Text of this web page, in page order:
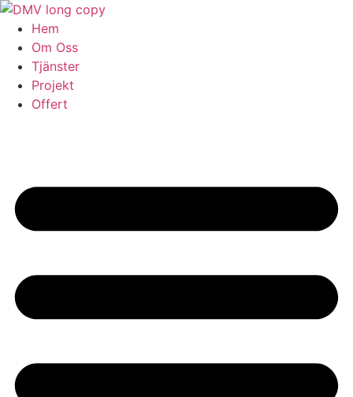
Skip
content
Hem
Om Oss
Tjänster
Projekt
Offert